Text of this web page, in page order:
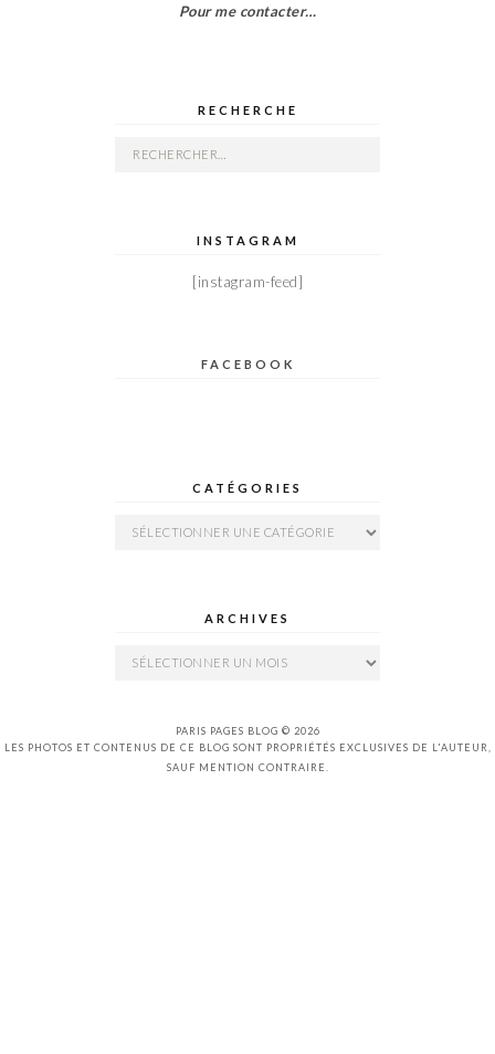
Pour me contacter…
RECHERCHE
Rechercher :
INSTAGRAM
[instagram-feed]
FACEBOOK
CATÉGORIES
Catégories
ARCHIVES
Archives
PARIS PAGES BLOG © 2026
LES PHOTOS ET CONTENUS DE CE BLOG SONT PROPRIÉTÉS EXCLUSIVES DE L'AUTEUR,
SAUF MENTION CONTRAIRE.